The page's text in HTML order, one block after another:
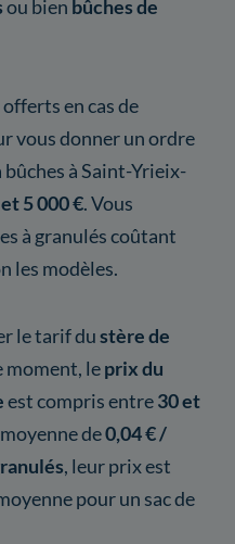
ou bien bûches de
en cas de
vous donner un ordre
à Saint-Yrieix-
5 000 €. Vous
à granulés coûtant
les modèles.
le tarif dustère de
moment, leprix du
est compris entre30 et
de0,04 € /
, leur prix est
pour un sac de